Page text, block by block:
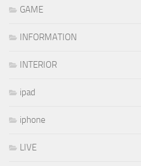
GAME
INFORMATION
INTERIOR
ipad
iphone
LIVE